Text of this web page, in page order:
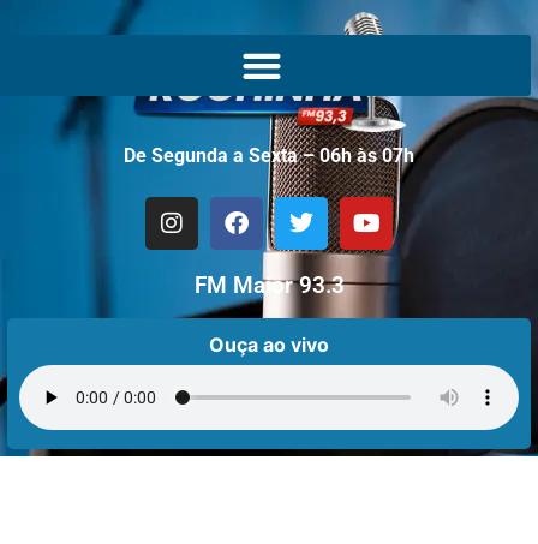
De Segunda a Sexta – 06h às 07h
FM Maior 93.3
Ouça ao vivo